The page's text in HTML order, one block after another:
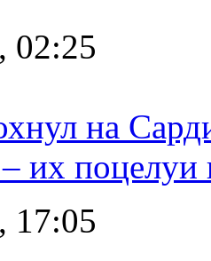
02:25
на
их поцелуи
17:05